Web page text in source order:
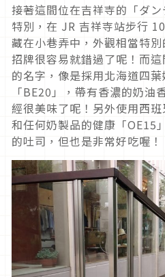
接著這間位在吉祥寺的「ダ
特別，在 JR 吉祥寺站步行
藏在小巷弄中，外觀相當特
招牌很容易就錯過了呢！而
的名字，像是採用北海道四
「BE20」，帶有香濃的奶油
經很美味了呢！另外使用西
和任何奶製品的健康「OE15
的吐司，但也是非常好吃喔！